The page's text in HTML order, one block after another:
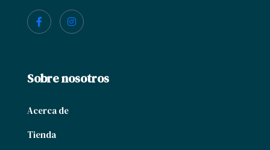
Sobre nosotros
Acerca de
Tienda